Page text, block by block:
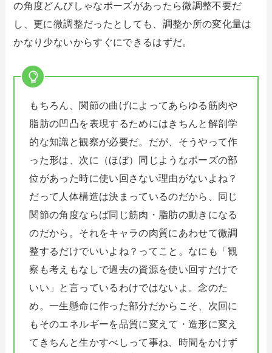
の角度どんぴしゃなポーズがあったら微調整不要だ
し、更に微調整だったとしても、調整か所の変化量は
かなり少ないからすぐにできるはずだ。
もちろん、関節の曲げによってあらゆる筋肉や
脂肪の凹凸を表現するためにはきちんと解剖学
的な知識と観察が必要だ。だが、そうやって作
った形は、次に（ほぼ）同じようなポーズの部
位があった時に使い回さない理由がないよね？
だって人体構造は決まっているのだから、同じ
関節の角度ならば同じ筋肉・脂肪の動きになる
のだから。それをキャラの肉質にあわせて微調
整するだけでいいよね？ってこと。なにも「観
察も考えもなしで過去の資源を使い回すだけで
いい」と言っているわけではないよ。念のた
め。一生懸命に作った部分だからこそ、次回に
もそのエネルギーを品質に変えて・造形に変え
てきちんと生かすべしって事ね、時間をかけず